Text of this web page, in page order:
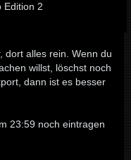
Edition 2
dort alles rein. Wenn du
willst, löschst noch
dann ist es besser
23:59 noch eintragen